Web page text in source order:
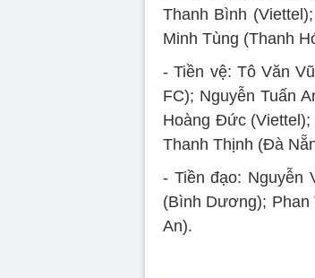
Thanh Bình
Minh Tùng (Thanh
- Tiền vệ: Tô Văn
FC); Nguyễn Tuấn
Hoàng Đức
Thanh Thịnh (Đà
- Tiền đạo: Nguyễn
(Bình Dương);
An).